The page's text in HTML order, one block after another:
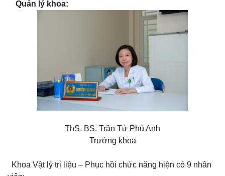
2. Cơ cấu tổ chức:
ThS. BS. Trần Tử Phú Anh